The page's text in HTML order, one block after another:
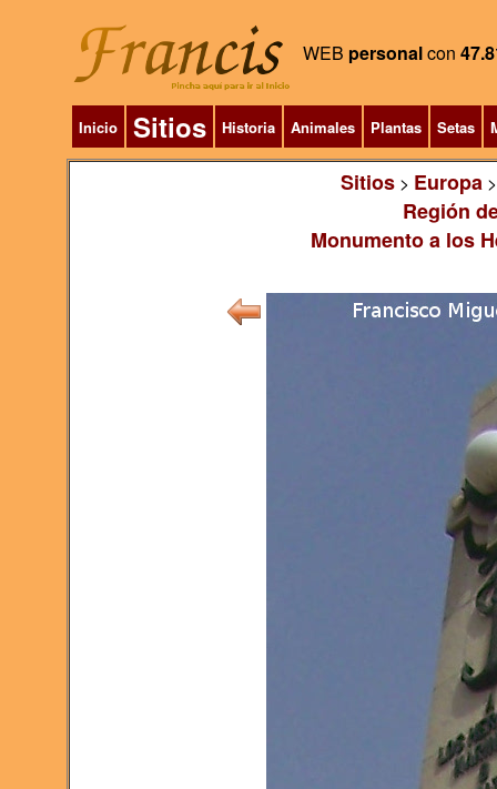
WEB personalcon
Inicio Sitios Historia Animales Plantas Setas
Sitios> Europa
Región
Monumento a los